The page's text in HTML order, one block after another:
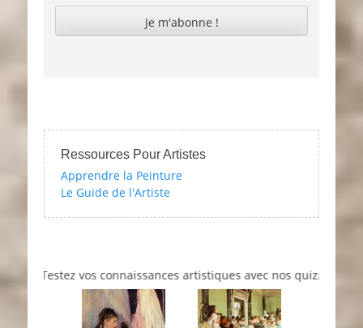
Ressources Pour Artistes
Apprendre la Peinture
Le Guide de l'Artiste
Testez vos connaissances artistiques avec nos quizzes sur